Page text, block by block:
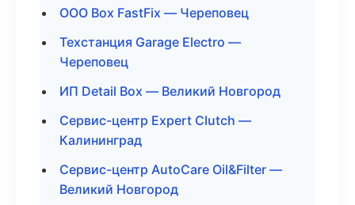
ООО Box FastFix — Череповец
Техстанция Garage Electro —
Череповец
ИП Detail Box — Великий Новгород
Сервис-центр Expert Clutch —
Калининград
Сервис-центр AutoCare Oil&Filter —
Великий Новгород